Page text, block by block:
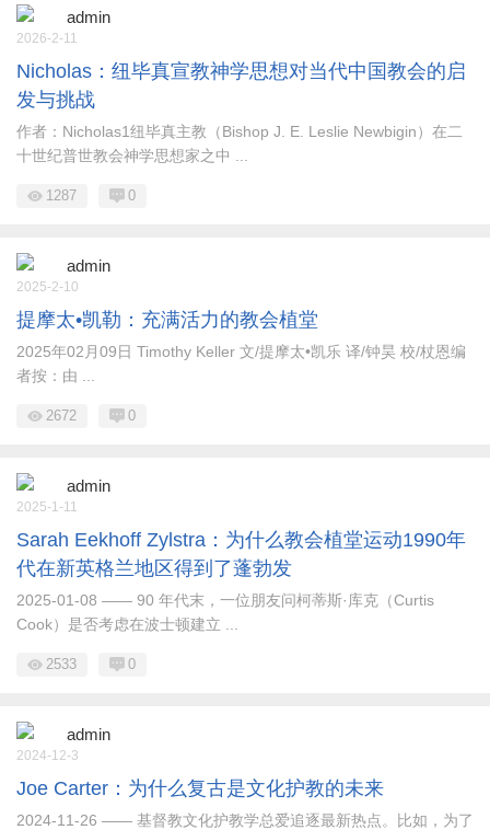
admin
2026-2-11
Nicholas：纽毕真宣教神学思想对当代中国教会的启
发与挑战
作者：Nicholas1纽毕真主教（Bishop J. E. Leslie Newbigin）在二
十世纪普世教会神学思想家之中 ...
1287 0
admin
2025-2-10
提摩太•凯勒：充满活力的教会植堂
2025年02月09日 Timothy Keller 文/提摩太•凯乐 译/钟昊 校/杖恩编
者按：由 ...
2672 0
admin
2025-1-11
Sarah Eekhoff Zylstra：为什么教会植堂运动1990年
代在新英格兰地区得到了蓬勃发
2025-01-08 —— 90 年代末，一位朋友问柯蒂斯·库克（Curtis
Cook）是否考虑在波士顿建立 ...
2533 0
admin
2024-12-3
Joe Carter：为什么复古是文化护教的未来
2024-11-26 —— 基督教文化护教学总爱追逐最新热点。比如，为了